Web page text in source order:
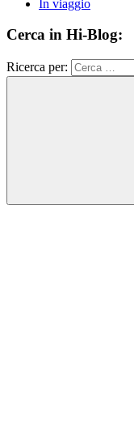
In viaggio
Cerca in Hi-Blog:
Ricerca per: